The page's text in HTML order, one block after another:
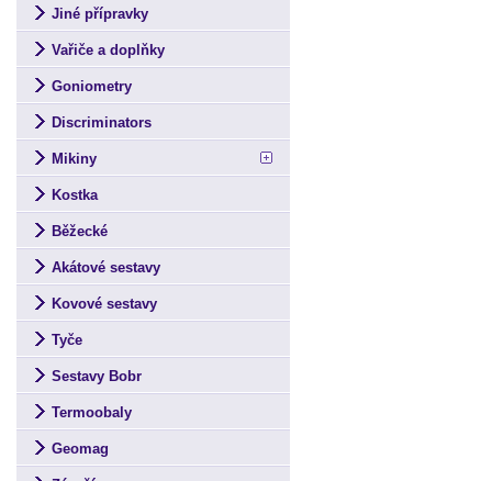
Jiné přípravky
Vařiče a doplňky
Goniometry
Discriminators
Mikiny
Kostka
Běžecké
Akátové sestavy
Kovové sestavy
Tyče
Sestavy Bobr
Termoobaly
Geomag